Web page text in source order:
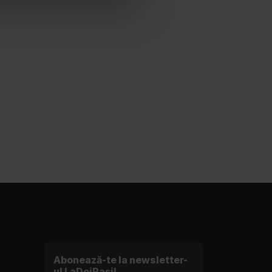
Abonează-te la newsletter-